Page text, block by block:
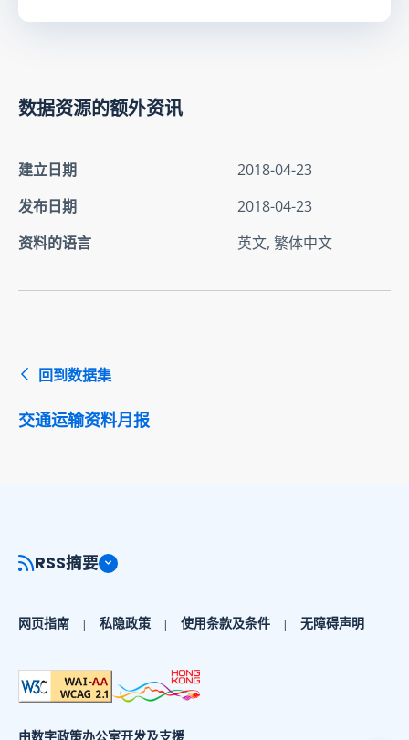
数据资源的额外资讯
建立日期
2018-04-23
发布日期
2018-04-23
资料的语言
英文, 繁体中文
回到数据集
交通运输资料月报
RSS摘要
网页指南 私隐政策 使用条款及条件 无障碍声明
由数字政策办公室开发及支援